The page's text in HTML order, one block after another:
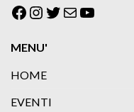
Facebook
Instagram
Twitter
EmailYouTube
MENU'
HOME
EVENTI